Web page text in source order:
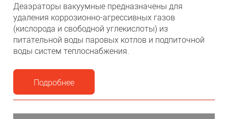
Деаэраторы вакуумные предназначены для
удаления коррозионно-агрессивных газов
(кислорода и свободной углекислоты) из
питательной воды паровых котлов и подпиточной
воды систем теплоснабжения.
Подробнее